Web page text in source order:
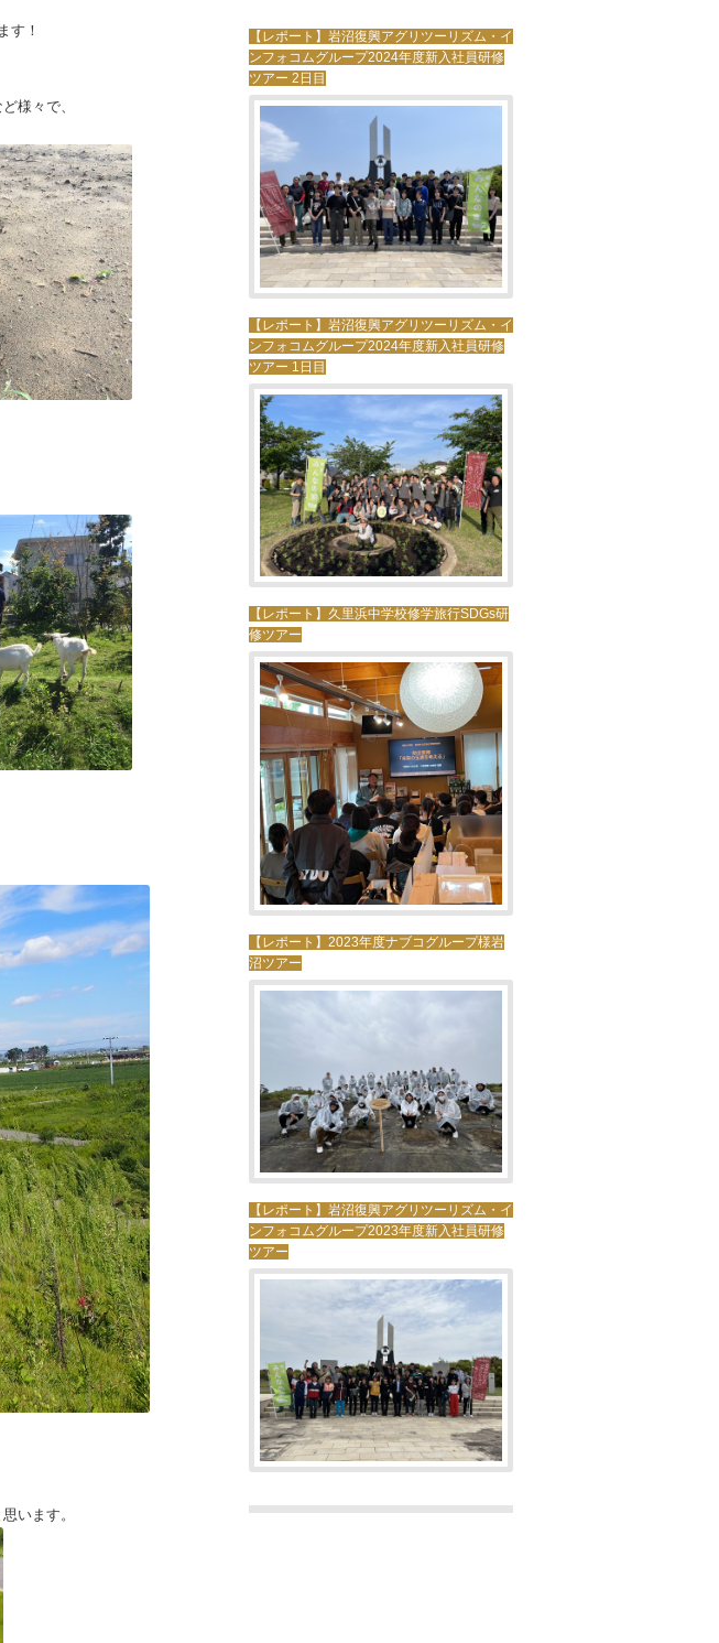
す！
様々で、
います。
【レポート】岩沼復興アグリツーリズム・イ
ンフォコムグループ2024年度新入社員研修
ツアー 2日目
【レポート】岩沼復興アグリツーリズム・イ
ンフォコムグループ2024年度新入社員研修
ツアー 1日目
【レポート】久里浜中学校修学旅行SDGs研
修ツアー
【レポート】2023年度ナブコグループ様岩
沼ツアー
【レポート】岩沼復興アグリツーリズム・イ
ンフォコムグループ2023年度新入社員研修
ツアー